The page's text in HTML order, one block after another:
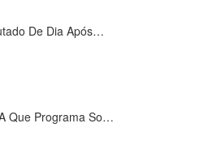
De Dia Após…
Que Programa So…